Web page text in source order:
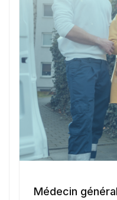
Sélectionner une
Médecin